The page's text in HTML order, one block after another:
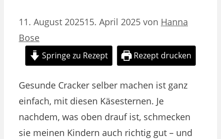
11. August 202515. April 2025 von Hanna
Bose
Springe zu Rezept Rezept drucken
Gesunde Cracker selber machen ist ganz
einfach, mit diesen Käsesternen. Je
nachdem, was oben drauf ist, schmecken
sie meinen Kindern auch richtig gut – und